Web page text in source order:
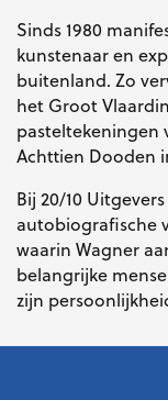
Sinds 1980
kunstenaar en
buitenland. Zo
het Groot
pasteltekeningen
Achttien Dooden
Bij 20/10
autobiografische
waarin Wagner
belangrijke
zijn